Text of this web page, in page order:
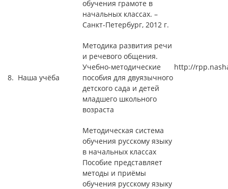
обучения грамоте в
начальных классах. –
Санкт-Петербург, 2012 г.
8. Наша учёба
Методика развития речи
и речевого общения.
Учебно-методические
пособия для двуязычного
детского сада и детей
младшего школьного
возраста
http://
Методическая система
обучения русскому языку
в начальных классах
Пособие представляет
методы и приёмы
обучения русскому языку